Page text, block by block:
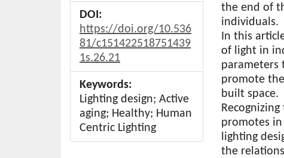
DOI:
https://doi.org/10.536
81/c151422518751439
1s.26.21
Keywords:
Lighting design; Active
aging; Healthy; Human
Centric Lighting
the end of
individuals.
In this
of light in
parameters
promote
built space.
promotes
lighting
the